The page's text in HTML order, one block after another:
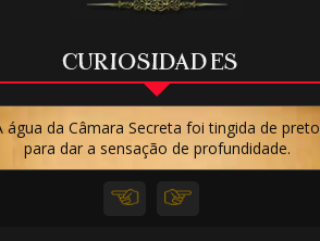
CURIOSIDADES
água da Câmara Secreta foi tingida de preto
para dar a sensação de profundidade.